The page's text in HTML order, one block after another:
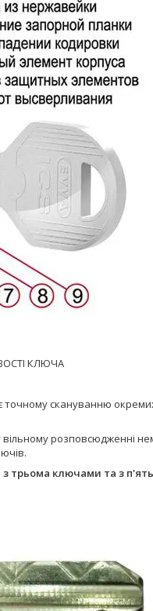
КЛЮЧА
точному скануванню
вільному розповсюдженні
з трьома ключами та з